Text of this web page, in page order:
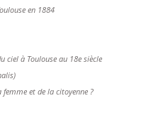
en 1884
ciel à Toulouse au 18e siècle
et de la citoyenne ?